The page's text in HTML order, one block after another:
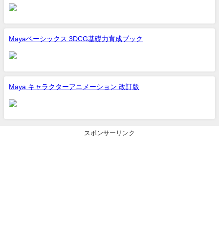
Mayaベーシックス 3DCG基礎力育成ブック
Maya キャラクターアニメーション 改訂版
スポンサーリンク